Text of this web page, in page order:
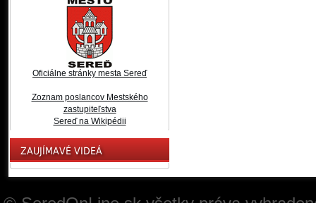
Oficiálne stránky mesta Sereď
Zoznam poslancov Mestského
zastupiteľstva
Sereď na Wikipédii